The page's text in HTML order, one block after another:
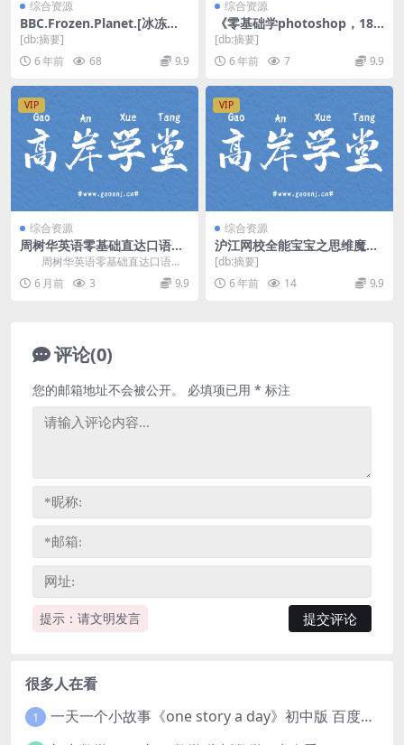
综合资源
BBC.Frozen.Planet.[冰冻星
球].蓝光高清 百度网盘下载
[db:摘要]
6 年前
68 9.9
综合资源
《零基础学photoshop，18
节课从小白到大神》（维库）
(完结)（高清视频）百度网盘
[db:摘要]
6 年前
7 9.9
VIP
综合资源
周树华英语零基础直达口语流
利201节全集(含电子讲义) 百
度网盘分享
周树华英语零基础直达口语流
利201节视频，包含电子讲义，包
含难度板块： 零...
6 月前 3 9.9
VIP
综合资源
沪江网校全能宝宝之思维魔方
数理逻辑篇完结视频50节课程
（高清打包）百度网盘
[db:摘要]
6 年前
14 9.9
评论(0)
提示：请文明发言
您的邮箱地址不会被公开。 必填项已用 * 标注
很多人在看
1 一天一个小故事《one story a day》初中版 百度网盘分享下载